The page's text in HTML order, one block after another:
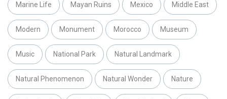
Marine Life Mayan Ruins Mexico Middle East
Modern Monument Morocco Museum
Music National Park Natural Landmark
Natural Phenomenon Natural Wonder Nature